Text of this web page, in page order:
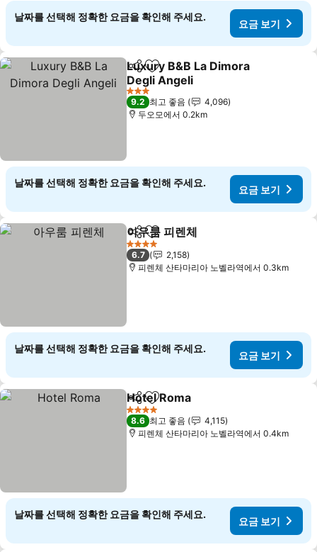
날짜를 선택해 정확한 요금을 확인해 주세요.
요금 보기
공유 즐겨찾기에 추가
Luxury B&B La Dimora
Degli Angeli
3 성급
9.2 최고 좋음
4,096
두오모에서 0.2km
날짜를 선택해 정확한 요금을 확인해 주세요.
요금 보기
공유 즐겨찾기에 추가
아우룸 피렌체
4 성급
6.7
2,158
피렌체 산타마리아 노벨라역에서 0.3km
날짜를 선택해 정확한 요금을 확인해 주세요.
요금 보기
공유 즐겨찾기에 추가
Hotel Roma
4 성급
8.6 최고 좋음
4,115
피렌체 산타마리아 노벨라역에서 0.4km
날짜를 선택해 정확한 요금을 확인해 주세요.
요금 보기